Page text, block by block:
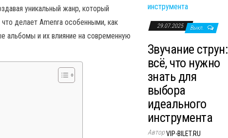
уникальный жанр, который
делает Amenra особенными, как
альбомы и их влияние на современную
29.07.2025 Выкл.
Звучание струн:
всё, что нужно
знать для
выбора
идеального
инструмента
АвторVIP-BILET.RU